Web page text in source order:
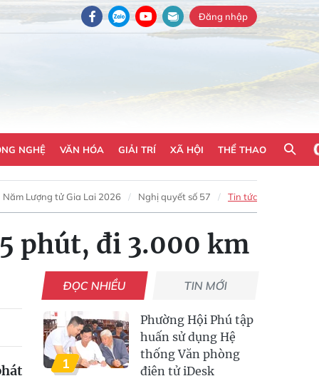
Đăng nhập
NGHỆ VĂN HÓA GIẢI TRÍ XÃ HỘI THỂ THAO
Năm Lượng tử Gia Lai 2026 Nghị quyết số 57 Tin tức
phút, đi 3.000 km
ĐỌC NHIỀU TIN MỚI
1
Phường Hội Phú tập
huấn sử dụng Hệ
thống Văn phòng
điện tử iDesk